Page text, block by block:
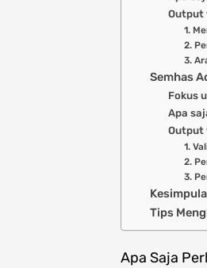
Output
1.
2.
3.
Semhas
Fokus
Apa
Output
1.
2.
3.
Tips
Apa Saja